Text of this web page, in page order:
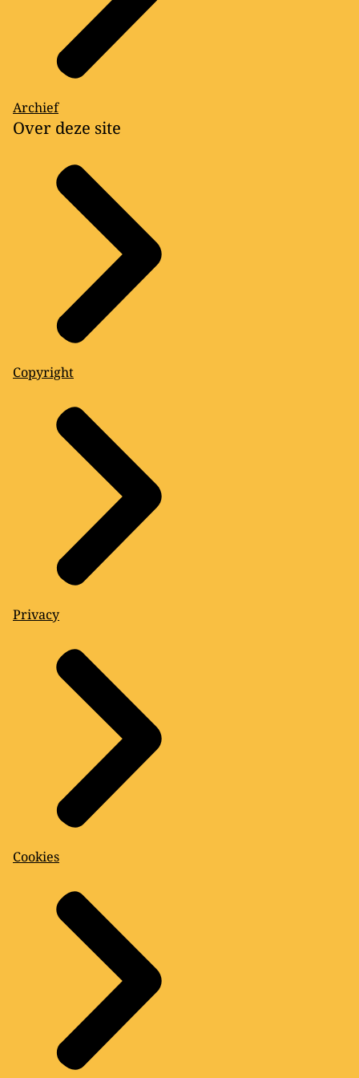
Archief
Over deze site
Copyright
Privacy
Cookies